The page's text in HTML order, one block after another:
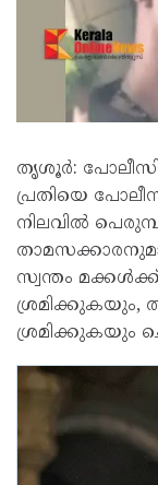
തൃശൂർ:
പ്രതിയെ
നിലവിൽ
സ്വന്തം
ശ്രമിക്കുകയും,
ശ്രമിക്കുകയും